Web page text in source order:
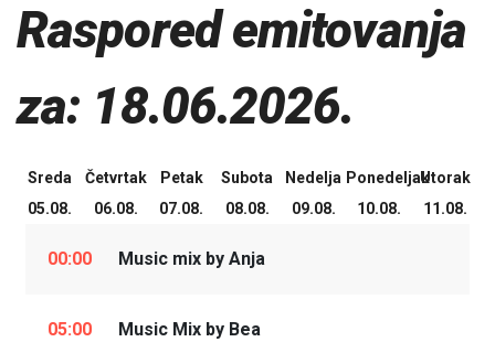
Raspored emitovanja
za: 18.06.2026.
Sreda
05.08.
Četvrtak
06.08.
Petak
07.08.
Subota
08.08.
Nedelja
09.08.
Ponedeljak
10.08.
Utorak
11.08.
00:00 Music mix by Anja
05:00 Music Mix by Bea